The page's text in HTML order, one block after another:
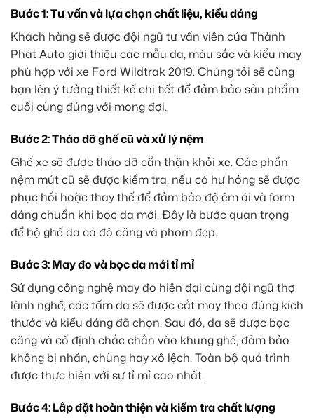
Bước 1: Tư vấn và lựa chọn chất liệu, kiểu dáng
Khách hàng sẽ được đội ngũ tư vấn viên của Thành
Phát Auto giới thiệu các mẫu da, màu sắc và kiểu may
phù hợp với xe Ford Wildtrak 2019. Chúng tôi sẽ cùng
bạn lên ý tưởng thiết kế chi tiết để đảm bảo sản phẩm
cuối cùng đúng với mong đợi.
Bước 2: Tháo dỡ ghế cũ và xử lý nệm
Ghế xe sẽ được tháo dỡ cẩn thận khỏi xe. Các phần
nệm mút cũ sẽ được kiểm tra, nếu có hư hỏng sẽ được
phục hồi hoặc thay thế để đảm bảo độ êm ái và form
dáng chuẩn khi bọc da mới. Đây là bước quan trọng
để bộ ghế da có độ căng và phom đẹp.
Bước 3: May đo và bọc da mới tỉ mỉ
Sử dụng công nghệ may đo hiện đại cùng đội ngũ thợ
lành nghề, các tấm da sẽ được cắt may theo đúng kích
thước và kiểu dáng đã chọn. Sau đó, da sẽ được bọc
căng và cố định chắc chắn vào khung ghế, đảm bảo
không bị nhăn, chùng hay xô lệch. Toàn bộ quá trình
được thực hiện với sự tỉ mỉ cao nhất.
Bước 4: Lắp đặt hoàn thiện và kiểm tra chất lượng